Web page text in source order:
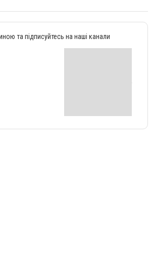
та підписуйтесь на наші канали